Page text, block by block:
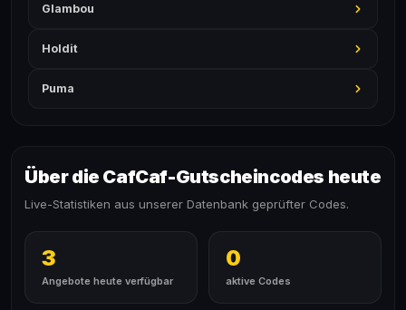
Glambou
Holdit
Puma
Über die CafCaf-Gutscheincodes heute
Live-Statistiken aus unserer Datenbank geprüfter Codes.
3
Angebote heute verfügbar
0
aktive Codes